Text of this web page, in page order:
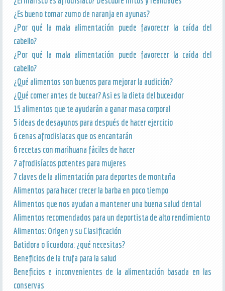
¿Es bueno tomar zumo de naranja en ayunas?
¿Por qué la mala alimentación puede favorecer la caída del
cabello?
¿Por qué la mala alimentación puede favorecer la caída del
cabello?
¿Qué alimentos son buenos para mejorar la audición?
¿Qué comer antes de bucear? Asi es la dieta del buceador
15 alimentos que te ayudarán a ganar masa corporal
5 ideas de desayunos para después de hacer ejercicio
6 cenas afrodisiacas que os encantarán
6 recetas con marihuana fáciles de hacer
7 afrodisíacos potentes para mujeres
7 claves de la alimentación para deportes de montaña
Alimentos para hacer crecer la barba en poco tiempo
Alimentos que nos ayudan a mantener una buena salud dental
Alimentos recomendados para un deportista de alto rendimiento
Alimentos: Origen y su Clasificación
Batidora o licuadora: ¿qué necesitas?
Beneficios de la trufa para la salud
Beneficios e inconvenientes de la alimentación basada en las
conservas